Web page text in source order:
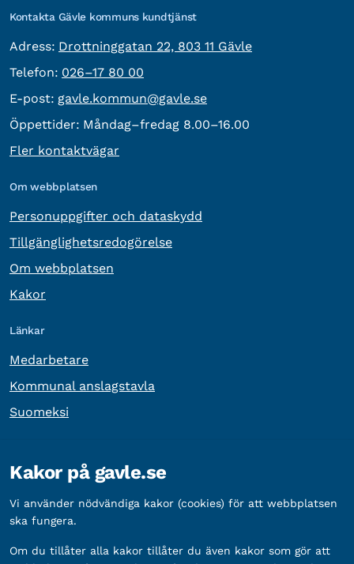
Kontakta Gävle kommuns kundtjänst
Adress: besöksadress:
Drottninggatan 22, 803 11 Gävle
Telefon: Telefon:
026–17 80 00
E-post: E-post:
gavle.kommun@gavle.se
Öppettider: Måndag–fredag 8.00–16.00
Fler kontaktvägar
Om webbplatsen
Personuppgifter och dataskydd
Tillgänglighetsredogörelse
Om webbplatsen
Kakor
Länkar
Medarbetare
Kommunal anslagstavla
Suomeksi
Organisationsnummer: 212000-2338
Bankgironummer: 5888-2333
Kakor på gavle.se
Vi använder nödvändiga kakor (cookies) för att webbplatsen
ska fungera.
Om du tillåter alla kakor tillåter du även kakor som gör att